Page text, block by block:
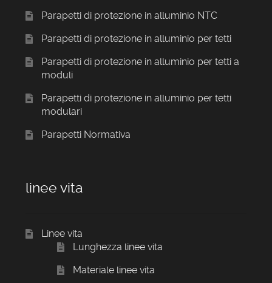
Parapetti di protezione in alluminio NTC
Parapetti di protezione in alluminio per tetti
Parapetti di protezione in alluminio per tetti a
moduli
Parapetti di protezione in alluminio per tetti
modulari
Parapetti Normativa
linee vita
Linee vita
Lunghezza linee vita
Materiale linee vita